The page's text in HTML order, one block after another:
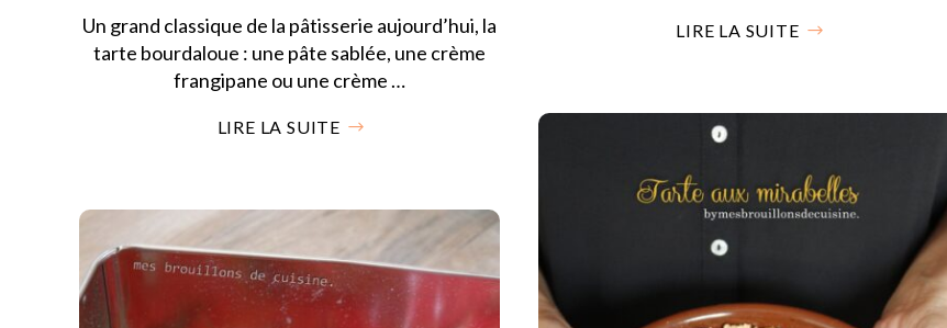
Un grand classique de la pâtisserie aujourd’hui, la
tarte bourdaloue : une pâte sablée, une crème
frangipane ou une crème …
LIRE LA SUITE
LIRE LA SUITE